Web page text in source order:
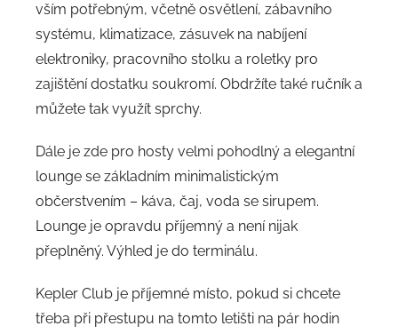
vším potřebným, včetně osvětlení, zábavního
systému, klimatizace, zásuvek na nabíjení
elektroniky, pracovního stolku a roletky pro
zajištění dostatku soukromí. Obdržíte také ručník a
můžete tak využít sprchy.
Dále je zde pro hosty velmi pohodlný a elegantní
lounge se základním minimalistickým
občerstvením – káva, čaj, voda se sirupem.
Lounge je opravdu příjemný a není nijak
přeplněný. Výhled je do terminálu.
Kepler Club je příjemné místo, pokud si chcete
třeba při přestupu na tomto letišti na pár hodin